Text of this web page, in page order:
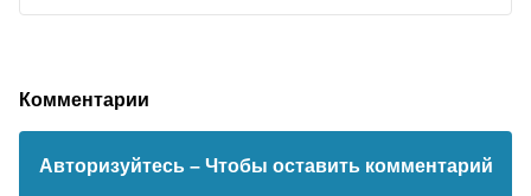
Комментарии
Авторизуйтесь – Чтобы оставить комментарий